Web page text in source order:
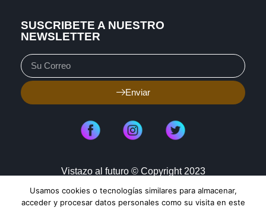
SUSCRIBETE A NUESTRO
NEWSLETTER
Enviar
Vistazo al futuro © Copyright 2023
Aviso de Privacidad Política de Cookies
Usamos cookies o tecnologías similares para almacenar,
acceder y procesar datos personales como su visita en este